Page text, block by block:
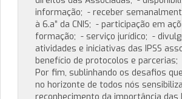
informação; - receber
à 6.a” da CNIS; - participação em
formação; - serviço jurídico; -
atividades e iniciativas das IPSS
benefício de protocolos e parcerias;
Por fim, sublinhando os desafios
no horizonte de todos nós
reconhecimento da importância das